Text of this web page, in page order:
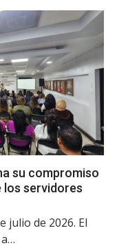
su compromiso
servidores
julio de 2026. El